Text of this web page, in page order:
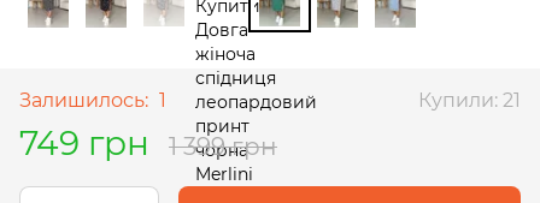
Залишилось: 1 Купили: 21
749 грн 1 399 грн